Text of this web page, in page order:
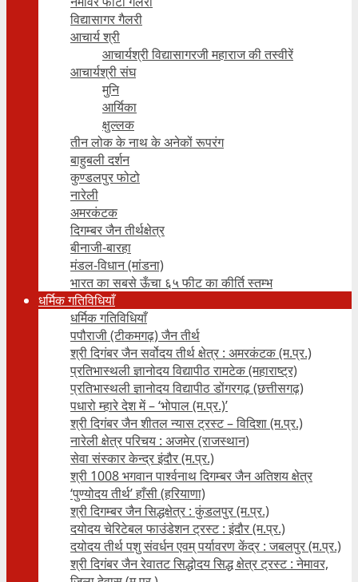
विद्यासागर गैलरी
आचार्य श्री
आचार्यश्री विद्यासागरजी महाराज की तस्वीरें
आचार्यश्री संघ
मुनि
आर्यिका
क्षुल्लक
तीन लोक के नाथ के अनेकों रूपरंग
बाहुबली दर्शन
कुण्डलपुर फोटो
नारेली
अमरकंटक
दिगम्बर जैन तीर्थक्षेत्र
बीनाजी-बारहा
मंडल-विधान (मांडना)
भारत का सबसे ऊँचा ६५ फीट का कीर्ति स्तम्भ
धर्मिक गतिविधियाँ
धर्मिक गतिविधियाँ
पपौराजी (टीकमगढ़) जैन तीर्थ
श्री दिगंबर जैन सर्वोदय तीर्थ क्षेत्र : अमरकंटक (म.प्र.)
प्रतिभास्थली ज्ञानोदय विद्यापीठ रामटेक (महाराष्ट्र)
प्रतिभास्थली ज्ञानोदय विद्यापीठ डोंगरगढ़ (छत्तीसगढ़)
पधारो म्हारे देश में – ‘भोपाल (म.प्र.)’
श्री दिगंबर जैन शीतल न्यास ट्रस्ट – विदिशा (म.प्र.)
नारेली क्षेत्र परिचय : अजमेर (राजस्थान)
सेवा संस्कार केन्द्र इंदौर (म.प्र.)
श्री 1008 भगवान पार्श्वनाथ दिगम्बर जैन अतिशय क्षे‍त्र
‘पुण्योदय तीर्थ’ हाँसी (हरियाणा)
श्री दिगम्बर जैन सिद्धक्षेत्र : कुंडलपुर (म.प्र.)
दयोदय चेरिटेबल फाउंडेशन ट्रस्ट : इंदौर (म.प्र.)
दयोदय तीर्थ पशु संवर्धन एवम्‌ पर्यावरण केंद्र : जबलपुर (म.प्र.)
श्री दिगंबर जैन रेवातट सिद्धोदय सिद्ध क्षेत्र ट्रस्ट : नेमावर,